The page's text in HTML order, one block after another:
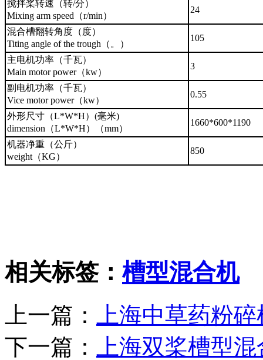
搅拌桨转速（转/分）
Mixing arm speed（r/min）
24
混合槽翻转角度（度）
Titing angle of the trough（。）
105
主电机功率（千瓦）
Main motor power（kw）
3
副电机功率 （千瓦）
Vice motor power（kw）
0.55
外形尺寸（L*W*H）(毫米)
dimension （L*W*H）（mm）
1660*600*1190
机器净重（公斤）
weight（KG）
850
相关标签：槽型混合机
上一篇：
上海中草药粉
下一篇：
上海双桨槽型